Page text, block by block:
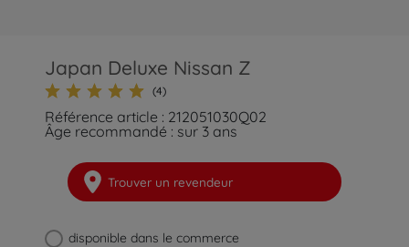
Japan Deluxe Nissan Z
(4)
Référence article : 212051030Q02
Âge recommandé : sur 3 ans
Trouver un revendeur
disponible dans le commerce